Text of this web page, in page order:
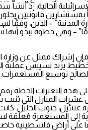
الحالية، إذ أنشأ
بمستشارين قانونيين
المدنية” – الذين،
– وهي خطوة يبدو أنها
فإن إشراك ممثل عن
يزيد تسييس عملية
لصالح توسيع المستعمرات.
عشرات المنازل التي
جنوب الخليل.
إلى المستعمرة
على أراضٍ فلسطينية